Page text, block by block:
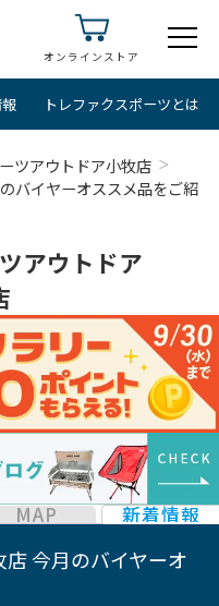
オンラインストア
トレファクスポーツとは
ツアウトドア小牧店
バイヤーオススメ品をご紹
アウトドア
MAP 新着情報
店 今月のバイヤーオ